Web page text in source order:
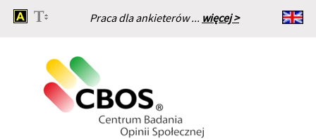
Praca dla ankieterów ... więcej >